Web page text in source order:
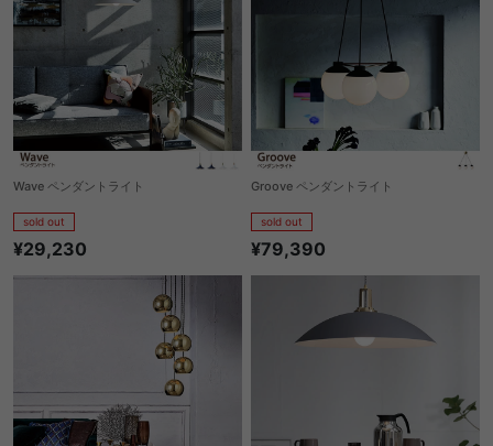
Wave ペンダントライト
sold out
¥29,230
Groove ペンダントライト
sold out
¥79,390